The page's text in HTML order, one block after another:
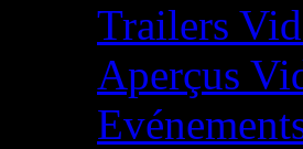
Trailers
Aperçus